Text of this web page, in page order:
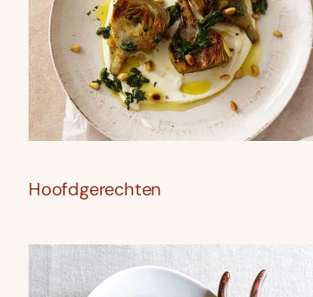
Hoofdgerechten